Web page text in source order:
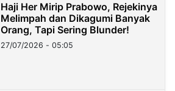
Haji Her Mirip Prabowo, Rejekinya
Melimpah dan Dikagumi Banyak
Orang, Tapi Sering Blunder!
27/07/2026 - 05:05